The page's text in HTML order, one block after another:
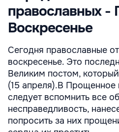
православных -
Воскресенье
Сегодня православные
воскресенье. Это
Великим постом,
(15 апреля).В Прощенное
следует вспомнить все
несправедливость,
попросить за них